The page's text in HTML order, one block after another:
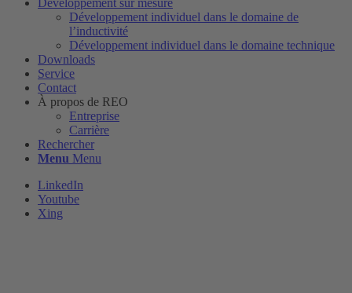
Développement sur mesure
Développement individuel dans le domaine de
l’inductivité
Développement individuel dans le domaine technique
Downloads
Service
Contact
À propos de REO
Entreprise
Carrière
Rechercher
Menu Menu
LinkedIn
Youtube
Xing